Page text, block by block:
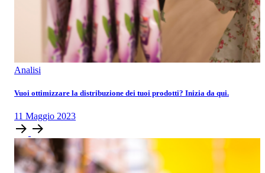
Analisi
Vuoi ottimizzare la distribuzione dei tuoi prodotti? Inizia da qui.
11 Maggio 2023